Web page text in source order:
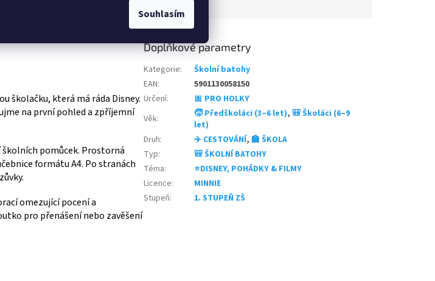
Souhlasím
školačku, která má ráda Disney.
na první pohled a zpříjemní
pomůcek. Prostorná
formátu A4. Po stranách
omezující pocení a
pro přenášení nebo zavěšení
Doplňkové parametry
Kategorie:
Školní batohy
EAN:
5901130058150
Určení:
🎀 PRO HOLKY
Věk: 🧒 Předškoláci (3–6 let),🎒 Školáci (6–9
let)
Druh: ✈️ CESTOVÁNÍ,🏫 ŠKOLA
Typ:
🎒 ŠKOLNÍ BATOHY
Téma:
⭐DISNEY, POHÁDKY & FILMY
Licence:
MINNIE
Stupeň: 1. STUPEŇ ZŠ